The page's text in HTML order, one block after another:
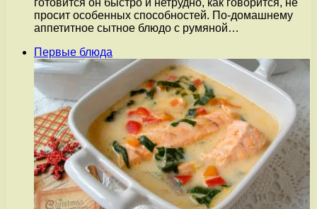
просит особенных способностей. По-домашнему
аппетитное сытное блюдо с румяной…
Первые блюда